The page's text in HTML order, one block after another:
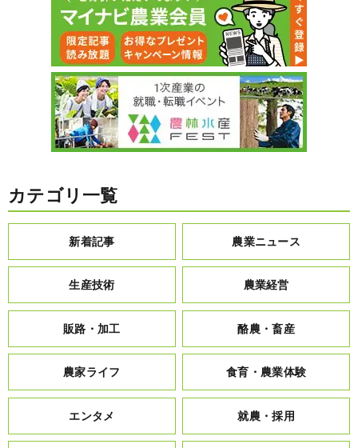
カテゴリ一覧
新着記事 農業ニュース
生産技術 農業経営
販路・加工 酪農・畜産
農家ライフ 食育・農業体験
エンタメ 就農・採用